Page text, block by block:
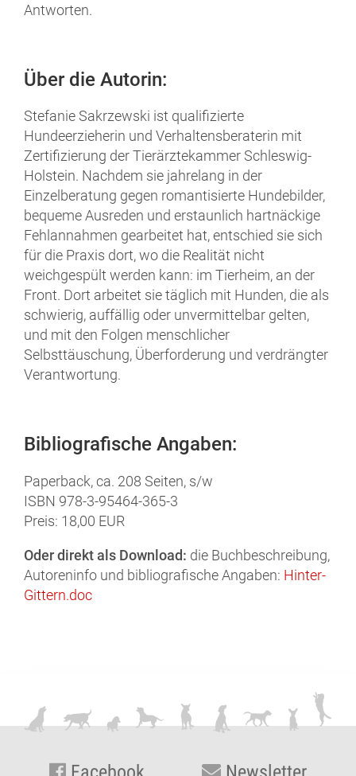
Antworten.
Über die Autorin:
Stefanie Sakrzewski ist qualifizierte
Hundeerzieherin und Verhaltensberaterin mit
Zertifizierung der Tierärztekammer Schleswig-
Holstein. Nachdem sie jahrelang in der
Einzelberatung gegen romantisierte Hundebilder,
bequeme Ausreden und erstaunlich hartnäckige
Fehlannahmen gearbeitet hat, entschied sie sich
für die Praxis dort, wo die Realität nicht
weichgespült werden kann: im Tierheim, an der
Front. Dort arbeitet sie täglich mit Hunden, die als
schwierig, auffällig oder unvermittelbar gelten,
und mit den Fo lgen menschlicher
Selbsttäuschung, Überforderung und verdrängter
Verantwortung.
Bibliografische Angaben:
Paperback, ca. 208 Seiten, s/w
ISBN 978-3-95464-365-3
Preis: 18,00 EUR
Oder direkt als Download: die Buchbeschreibung,
Autoreninfo und bibliografische Angaben: Hinter-
Gittern.doc